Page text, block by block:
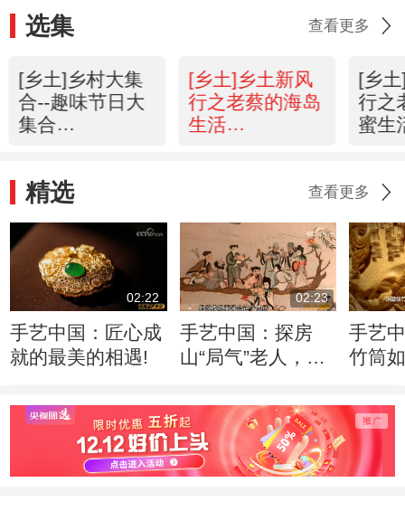
选集 查看更多
[乡土]乡村大集
合--趣味节日大
集合
[乡土]乡土新风
行之老蔡的海岛
生活
[乡
行之
蜜生
精选 查看更多
02:22
手艺中国：匠心成
就的最美的相遇!
02:23
手艺中国：探房
山“局气”老人，如
手艺
竹筒